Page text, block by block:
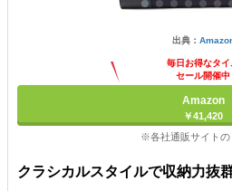
出典：
毎日お得なタイ
セール開催中
Amazon
￥41,420
※各社通販サイトの
クラシカルスタイルで収納力抜